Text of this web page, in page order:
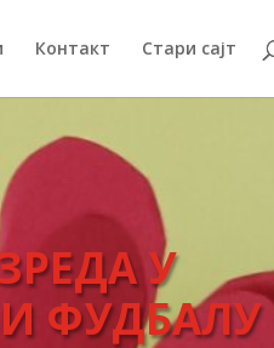
Контакт Стари сајт
У
ФУДБАЛУ